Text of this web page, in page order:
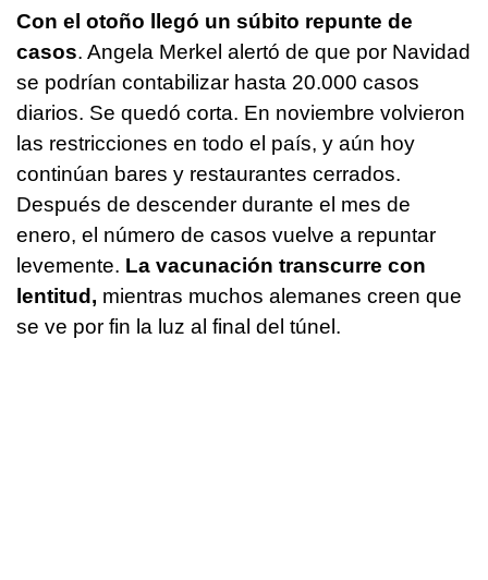
Con el otoño llegó un súbito repunte de
casos. Angela Merkel alertó de que por Navidad
se podrían contabilizar hasta 20.000 casos
diarios. Se quedó corta. En noviembre volvieron
las restricciones en todo el país, y aún hoy
continúan bares y restaurantes cerrados.
Después de descender durante el mes de
enero, el número de casos vuelve a repuntar
levemente. La vacunación transcurre con
lentitud, mientras muchos alemanes creen que
se ve por fin la luz al final del túnel.